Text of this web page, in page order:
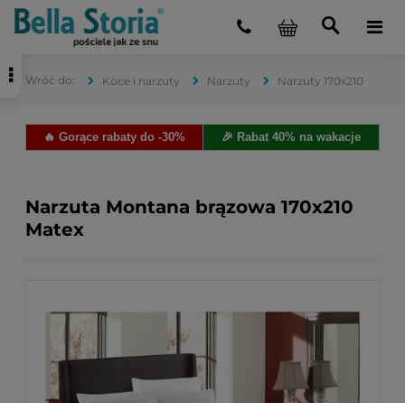
Koce i narzuty Narzuty Narzuty 170x210
🔥 Gorące rabaty do -30% 🎉 Rabat 40% na wakacje
Narzuta Montana brązowa 170x210
Matex